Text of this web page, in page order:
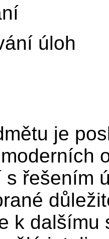
úloh
je
řešením
k dalšímu